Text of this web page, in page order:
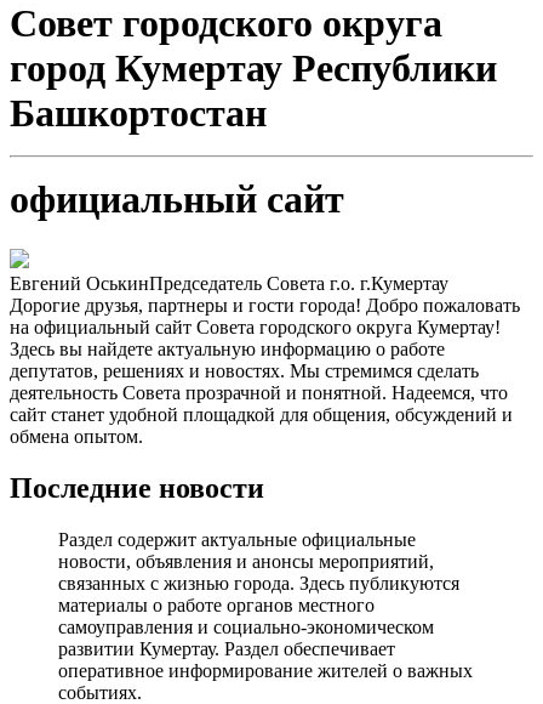
Совет городского округа
город Кумертау Республики
Башкортостан
официальный сайт
Евгений ОськинПредседатель Совета г.о. г.Кумертау
Дорогие друзья, партнеры и гости города! Добро пожаловать
на официальный сайт Совета городского округа Кумертау!
Здесь вы найдете актуальную информацию о работе
депутатов, решениях и новостях. Мы стремимся сделать
деятельность Совета прозрачной и понятной. Надеемся, что
сайт станет удобной площадкой для общения, обсуждений и
обмена опытом.
Последние новости
Раздел содержит актуальные официальные
новости, объявления и анонсы мероприятий,
связанных с жизнью города. Здесь публикуются
материалы о работе органов местного
самоуправления и социально-экономическом
развитии Кумертау. Раздел обеспечивает
оперативное информирование жителей о важных
событиях.